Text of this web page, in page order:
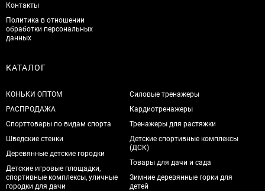
Контакты
Политика в отношении
обработки персональных
данных
КАТАЛОГ
КОНЬКИ ОПТОМ
РАСПРОДАЖА
Спорттовары по видам спорта
Шведские стенки
Деревянные детские городки
Детские игровые площадки,
спортивные комплексы, уличные
городки для дачи
Силовые тренажеры
Кардиотренажеры
Тренажеры для растяжки
Детские спортивные комплексы
(ДСК)
Товары для дачи и сада
Зимние деревянные горки для
детей